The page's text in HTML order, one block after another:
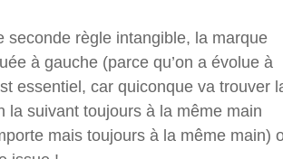
seconde règle intangible, la marque
à gauche (parce qu’on a évolue à
essentiel, car quiconque va trouver
la suivant toujours à la même main
mais toujours à la même main)